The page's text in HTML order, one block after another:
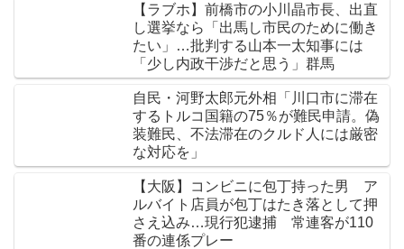
【ラブホ】前橋市の小川晶市長、出直
し選挙なら「出馬し市民のために働き
たい」…批判する山本一太知事には
「少し内政干渉だと思う」群馬
自民・河野太郎元外相「川口市に滞在
するトルコ国籍の75％が難民申請。偽
装難民、不法滞在のクルド人には厳密
な対応を」
【大阪】コンビニに包丁持った男 ア
ルバイト店員が包丁はたき落として押
さえ込み…現行犯逮捕 常連客が110
番の連係プレー